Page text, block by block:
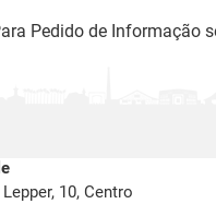
Pedido de Informação
10, Centro